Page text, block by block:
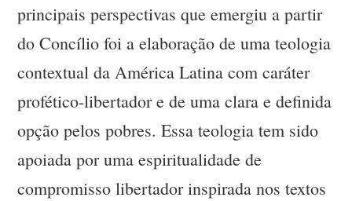
principais perspectivas que emergiu a partir
do Concílio foi a elaboração de uma teologia
contextual da América Latina com caráter
profético-libertador e de uma clara e definida
opção pelos pobres. Essa teologia tem sido
apoiada por uma espiritualidade de
compromisso libertador inspirada nos textos